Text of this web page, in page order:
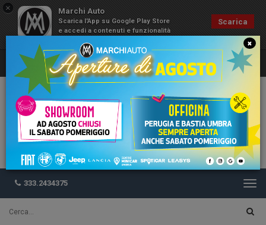
× Marchi Auto
Scarica l'App su Google Play Store
e accedi a contenuti e funzionalità
Scarica
333.2434375
×